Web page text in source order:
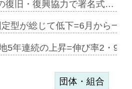
復旧・復興協力で署名式…
型が総じて低下=6月から一
5年連続の上昇=伸び率2・
団体・組合